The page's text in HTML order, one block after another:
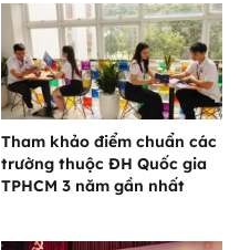
Tham khảo điểm chuẩn các
trường thuộc ĐH Quốc gia
TPHCM 3 năm gần nhất